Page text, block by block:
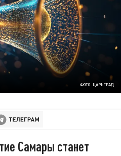
ФОТО: ЦАРЬГРАД
Самары станет